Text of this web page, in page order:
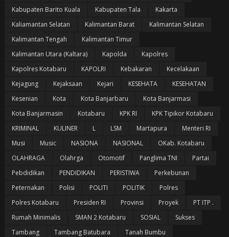
Kabupaten Barito Kuala
Kabupaten Tala
Kakarta
Kaliamantan Selatan
Kalimantan Barat
Kalimantan Selatan
Kalimantan Tengah
Kalimantan Timur
Kalimantan Utara (Kaltara)
Kapolda
Kapolres
Kapolres Kotabaru
KAPOLRI Kebakaran
Kecelakaan
Kejagung
Kejaksaan Kejari KESEHATA
KESEHATAN
Kesenian
Kota Kota Banjarbaru
Kota Banjarmasi
Kota Banjarmasin
Kotabaru KPK RI
KPK Tipikor Kotabaru
KRIMINAL
KULINER L LSM Martapura
Menteri RI
Musi
Music NASIONA NASIONAL
OKab. Kotabaru
OLAHRAGA
Olahrga Otomotif Panglima TNI
Partai
Pebdidikan
PENDIDIKAN PERISTIWA
Perkebunan
Peternakan
Polisi POLITI POLITIK
Polres
Polres Kotabaru
Presiden RI Provinsi Proyek
PT ITP .
Rumah Minimalis
SMAN 2 Kotabaru SOSIAL
Sukses
Tambang
Tambang Batubara
Tanah Bumbu